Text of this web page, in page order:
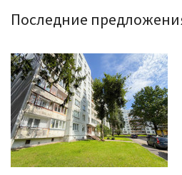
Последние